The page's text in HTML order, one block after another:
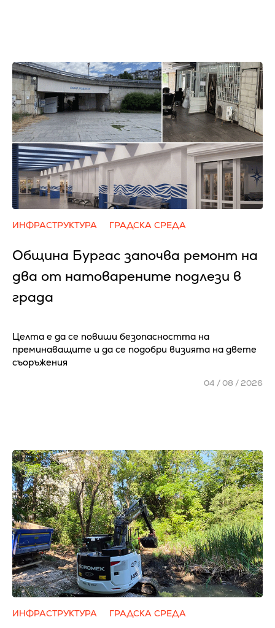
ИНФРАСТРУКТУРА ГРАДСКА СРЕДА
Община Бургас започва ремонт на
два от натоварените подлези в
града
Целта е да се повиши безопасността на
преминаващите и да се подобри визията на двете
съоръжения
04 / 08 / 2026
ИНФРАСТРУКТУРА ГРАДСКА СРЕДА